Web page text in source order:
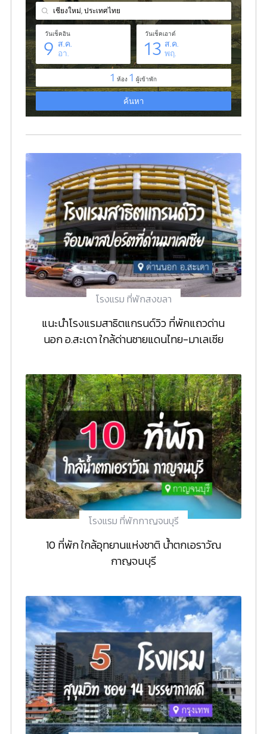
โรงแรม ที่พักสงขลา
แนะนำโรงแรมสาธิตแกรนด์วิว ที่พักแถวด่าน
นอก อ.สะเดา ใกล้ด่านชายแดนไทย-มาเลเซีย
โรงแรม ที่พักกาญจนบุรี
10 ที่พัก ใกล้อุทยานแห่งชาติ น้ำตกเอราวัณ
กาญจนบุรี